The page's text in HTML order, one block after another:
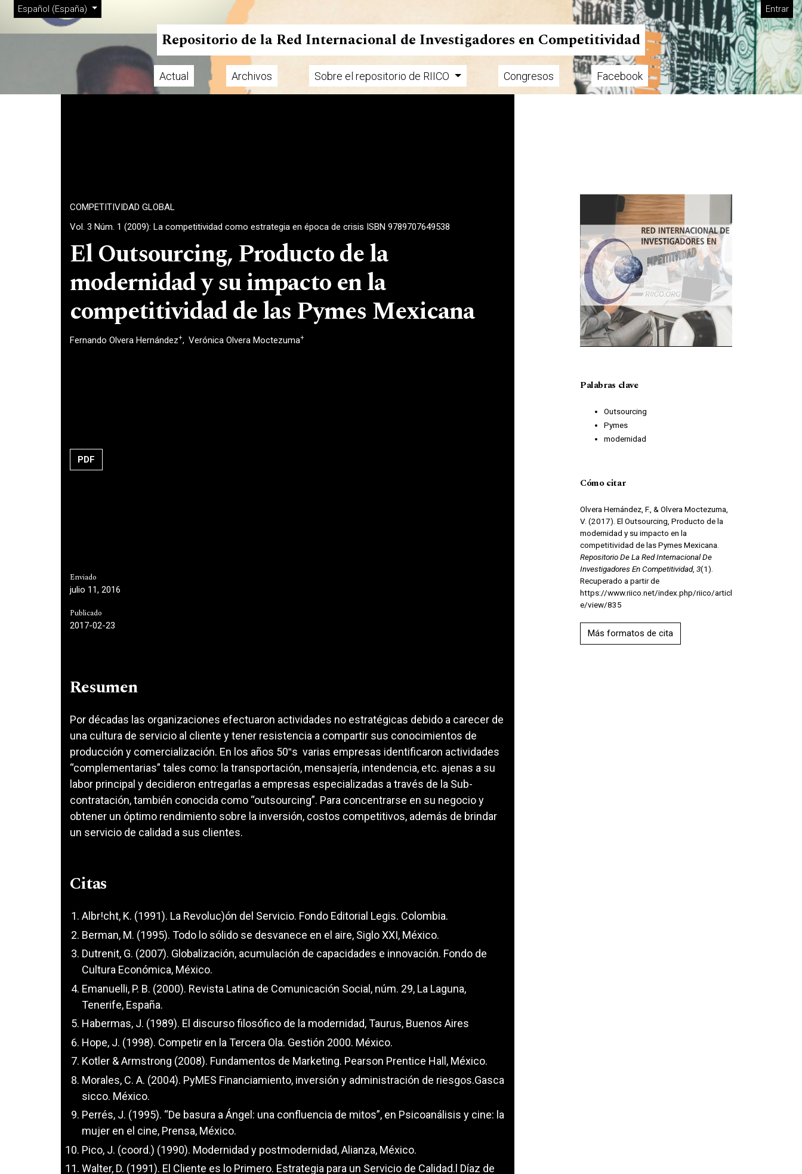
Ir al menú de navegación principal
Ir al contenido principal
Ir al pie de página del sitio
Cambiar el idioma. El actual es:
Español (España)
Menú de administración Entrar
Repositorio de la Red Internacional de Investigadores en Competitividad
Menú principal Actual Archivos Sobre el repositorio de RIICO Congresos Facebook
COMPETITIVIDAD GLOBAL
Vol. 3 Núm. 1 (2009): La competitividad como estrategia en época de crisis ISBN 9789707649538
El Outsourcing, Producto de la
modernidad y su impacto en la
competitividad de las Pymes Mexicana
Fernando Olvera Hernández+ Verónica Olvera Moctezuma+
PDF
Enviado
julio 11, 2016
Publicado
2017-02-23
Resumen
Por décadas las organizaciones efectuaron actividades no estratégicas debido a carecer de
una cultura de servicio al cliente y tener resistencia a compartir sus conocimientos de
producción y comercialización. En los años 50‟s varias empresas identificaron actividades
“complementarias” tales como: la transportación, mensajería, intendencia, etc. ajenas a su
labor principal y decidieron entregarlas a empresas especializadas a través de la Sub-
contratación, también conocida como “outsourcing”. Para concentrarse en su negocio y
obtener un óptimo rendimiento sobre la inversión, costos competitivos, además de brindar
un servicio de calidad a sus clientes.
Citas
Albr!cht, K. (1991). La Revoluc)ón del Servicio. Fondo Editorial Legis. Colombia.
Berman, M. (1995). Todo lo sólido se desvanece en el aire, Siglo XXI, México.
Dutrenit, G. (2007). Globalización, acumulación de capacidades e innovación. Fondo de
Cultura Económica, México.
Emanuelli, P. B. (2000). Revista Latina de Comunicación Social, núm. 29, La Laguna,
Tenerife, España.
Habermas, J. (1989). El discurso filosófico de la modernidad, Taurus, Buenos Aires
Hope, J. (1998). Competir en la Tercera Ola. Gestión 2000. México.
Kotler & Armstrong (2008). Fundamentos de Marketing. Pearson Prentice Hall, México.
Morales, C. A. (2004). PyMES Financiamiento, inversión y administración de riesgos.Gasca
sicco. México.
Perrés, J. (1995). “De basura a Ángel: una confluencia de mitos”, en Psicoanálisis y cine: la
mujer en el cine, Prensa, México.
Pico, J. (coord.) (1990). Modernidad y postmodernidad, Alianza, México.
Walter, D. (1991). El Cliente es lo Primero. Estrategia para un Servicio de Calidad.l Díaz de
Imagen de portada
Palabras clave
Outsourcing
Pymes
modernidad
Cómo citar
Olvera Hernández, F., & Olvera Moctezuma,
V. (2017). El Outsourcing, Producto de la
modernidad y su impacto en la
competitividad de las Pymes Mexicana.
Repositorio De La Red Internacional De
Investigadores En Competitividad, 3(1).
Recuperado a partir de
https://www.riico.net/index.php/riico/articl
e/view/835
Más formatos de cita